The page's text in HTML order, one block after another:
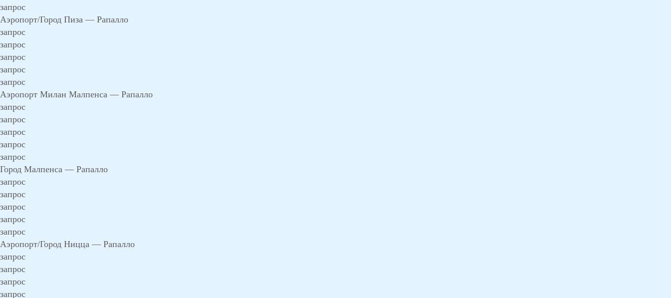
запрос
Аэропорт/Город Пиза — Рапалло
запрос
запрос
запрос
запрос
запрос
Аэропорт Милан Малпенса — Рапалло
запрос
запрос
запрос
запрос
запрос
Город Малпенса — Рапалло
запрос
запрос
запрос
запрос
запрос
Аэропорт/Город Ницца — Рапалло
запрос
запрос
запрос
запрос